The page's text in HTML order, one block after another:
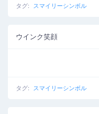
タグ: スマイリーシンボル
ウインク笑顔
タグ: スマイリーシンボル